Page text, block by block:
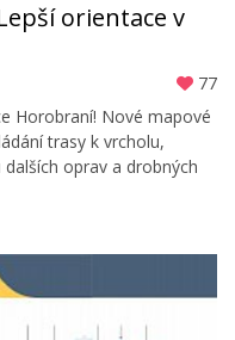
orientace v
77
Horobraní! Nové mapové
trasy k vrcholu,
oprav a drobných